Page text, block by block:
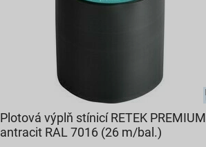
Plotová výplň stínicí RETEK PREMIUM
antracit RAL 7016 (26 m/bal.)